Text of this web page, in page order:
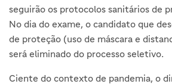
seguirão os protocolos sanitários de
No dia do exame, o candidato que
de proteção (uso de máscara e
será eliminado do processo seletivo.
Ciente do contexto de pandemia, o